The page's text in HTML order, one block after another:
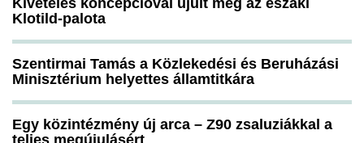
Klotild-palota
Szentirmai Tamás a Közlekedési és Beruházási
Minisztérium helyettes államtitkára
Egy közintézmény új arca – Z90 zsaluziákkal a
teljes megújulásért